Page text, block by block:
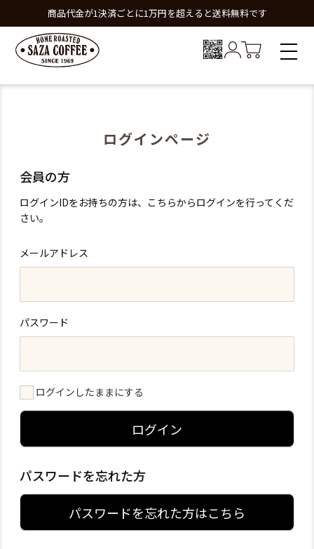
商品代金が1決済ごとに1万円を超えると送料無料です
ログインページ
会員の方
ログインIDをお持ちの方は、こちらからログインを行ってくだ
さい。
メールアドレス
パスワード
ログインしたままにする
ログイン
パスワードを忘れた方
パスワードを忘れた方はこちら